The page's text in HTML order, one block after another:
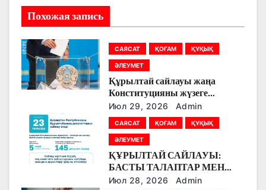
я
п
о
з
Похожая запись
САЯСАТ ҚОҒАМ ҚҰҚЫҚ
ӘЛЕУМЕТ
Құрылтай сайлауы жаңа
Конституцияны жүзеге
асырудың алғашқы кезеңі
болады
Июл 29, 2026 Admin
САЯСАТ ҚОҒАМ ҚҰҚЫҚ
ӘЛЕУМЕТ
ҚҰРЫЛТАЙ САЙЛАУЫ:
БАСТЫ ТАЛАПТАР МЕН
ЕРЕКШЕЛІКТЕР
Июл 28, 2026 Admin